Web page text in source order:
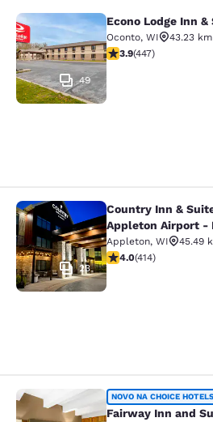
Econo Lodge Inn &
49
Econo Lodge Inn
Oconto, WI
43.23 km
classificação 3.91
3.9(447)
Country Inn &
23
Country Inn &
Appleton Airport -
Appleton, WI
45.49
classificação 3.96
4.0(414)
Fairway Inn and
NOVO NA CHOICE HOTELS
Fairway Inn and